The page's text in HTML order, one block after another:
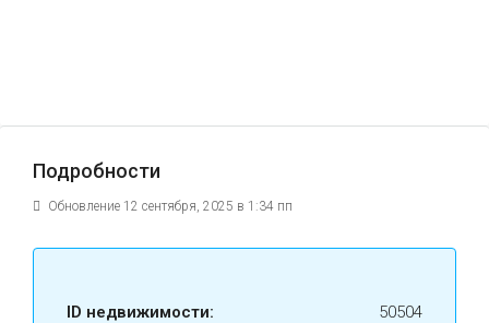
Подробности
Обновление 12 сентября, 2025 в 1:34 пп
ID недвижимости: 50504